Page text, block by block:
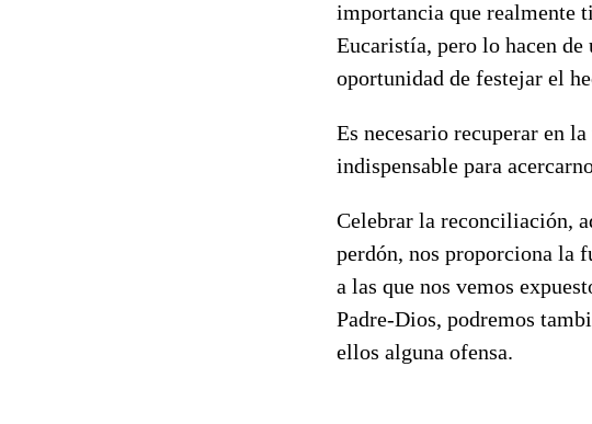
importancia que realmente
Eucaristía, pero lo hacen de
oportunidad de festejar el
Es necesario recuperar en
indispensable para
Celebrar la reconciliación,
perdón, nos proporciona la
a las que nos vemos
Padre-Dios, podremos
ellos alguna ofensa.